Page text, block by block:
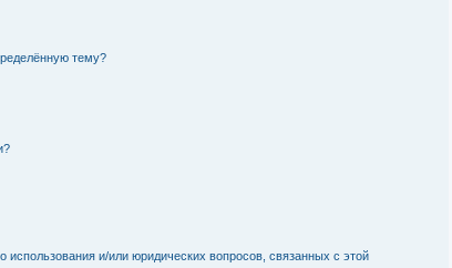
тему?
использования и/или юридических вопросов, связанных с этой